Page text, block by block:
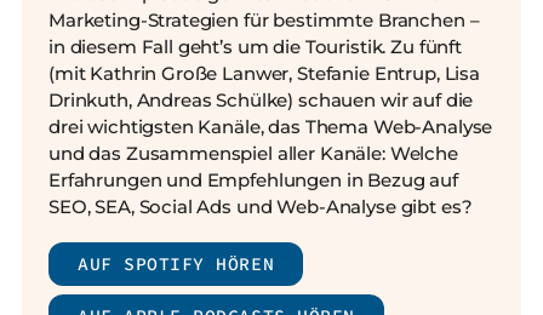
Marketing-Strategien für bestimmte Branchen –
in diesem Fall geht’s um die Touristik. Zu fünft
(mit Kathrin Große Lanwer, Stefanie Entrup, Lisa
Drinkuth, Andreas Schülke) schauen wir auf die
drei wichtigsten Kanäle, das Thema Web-Analyse
und das Zusammenspiel aller Kanäle: Welche
Erfahrungen und Empfehlungen in Bezug auf
SEO, SEA, Social Ads und Web-Analyse gibt es?
AUF SPOTIFY HÖREN